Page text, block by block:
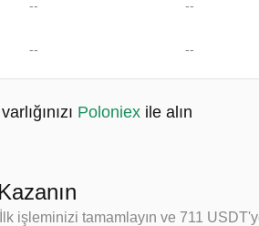
-- --
-- --
Poloniex ile alın
işleminizi tamamlayın ve 711